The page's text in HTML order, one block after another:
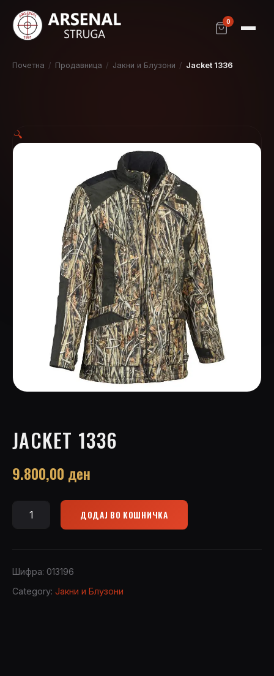
0
Почетна / Продавница / Јакни и Блузони / Jacket 1336
🔍
JACKET 1336
9.800,00 ден
Jacket
ДОДАЈ ВО КОШНИЧКА
Шифра: 013196
Category: Јакни и Блузони